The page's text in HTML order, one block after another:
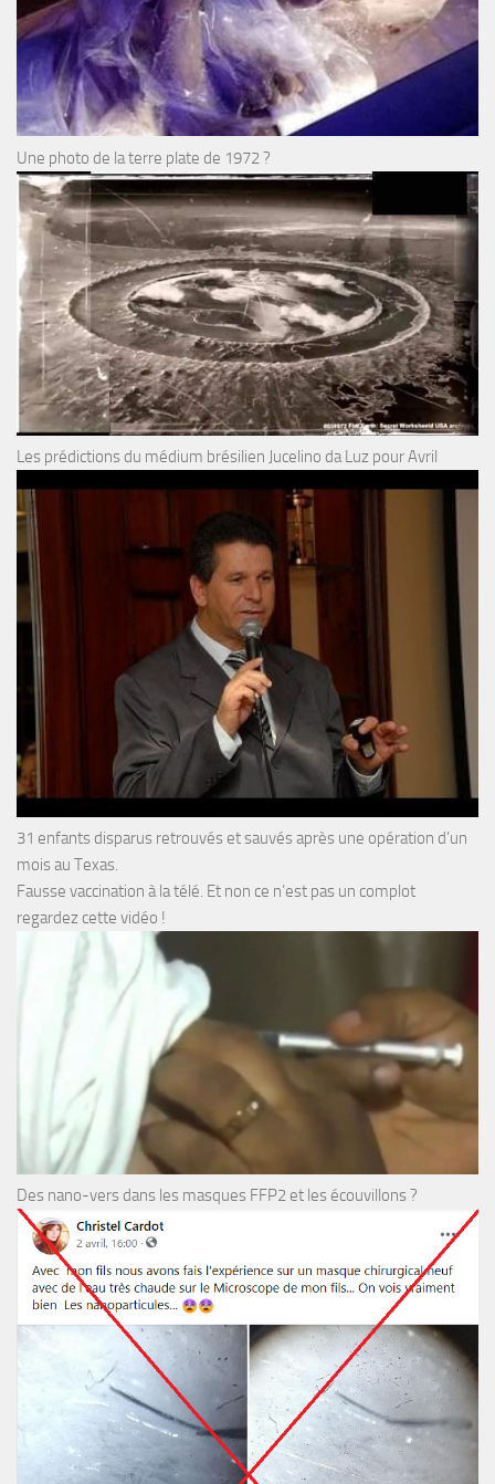
Une photo de la terre plate de 1972 ?
Les prédictions du médium brésilien Jucelino da Luz pour Avril
31 enfants disparus retrouvés et sauvés après une opération d’un
mois au Texas.
Fausse vaccination à la télé. Et non ce n’est pas un complot
regardez cette vidéo !
Des nano-vers dans les masques FFP2 et les écouvillons ?